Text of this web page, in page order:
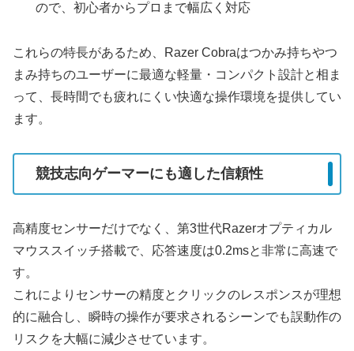
ので、初心者からプロまで幅広く対応
これらの特長があるため、Razer Cobraはつかみ持ちやつ
まみ持ちのユーザーに最適な軽量・コンパクト設計と相ま
って、長時間でも疲れにくい快適な操作環境を提供してい
ます。
競技志向ゲーマーにも適した信頼性
高精度センサーだけでなく、第3世代Razerオプティカル
マウススイッチ搭載で、応答速度は0.2msと非常に高速で
す。
これによりセンサーの精度とクリックのレスポンスが理想
的に融合し、瞬時の操作が要求されるシーンでも誤動作の
リスクを大幅に減少させています。